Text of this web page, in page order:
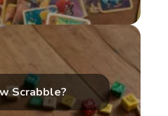
Scrabble?